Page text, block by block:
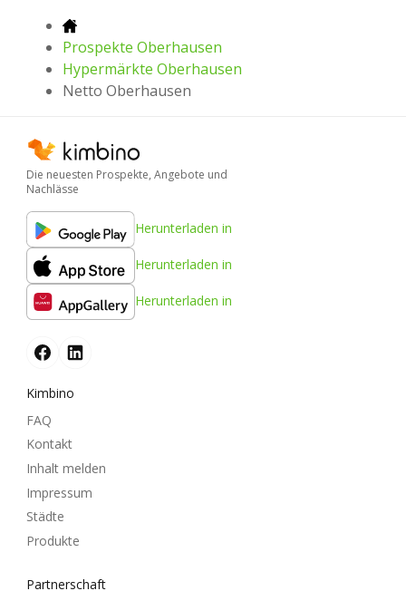
Prospekte Oberhausen
Hypermärkte Oberhausen
Netto Oberhausen
Die neuesten Prospekte, Angebote und
Nachlässe
Herunterladen in
Herunterladen in
Herunterladen in
Kimbino
FAQ
Kontakt
Inhalt melden
Impressum
Städte
Produkte
Partnerschaft